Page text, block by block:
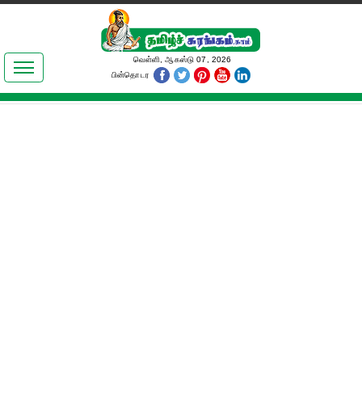
இலக்கியங்கள்
தமிழ் உலகம்
வெள்ளி, ஆகஸ்டு 07, 2026
பின்தொடர